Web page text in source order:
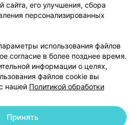
руководителю 103.by
персональных данных
191700409 | 220012, Республика Беларусь,
сайта, его улучшения, сбора
персонализированных
использования файлов
согласие в более позднее время.
информации о целях,
файлов cookie вы
нашей Политикой обработки
Принять